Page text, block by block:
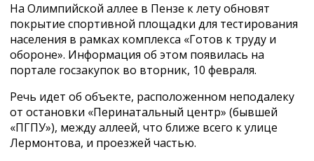
На Олимпийской аллее в Пензе к лету обновят
покрытие спортивной площадки для тестирования
населения в рамках комплекса «Готов к труду и
обороне». Информация об этом появилась на
портале госзакупок во вторник, 10 февраля.
Речь идет об объекте, расположенном неподалеку
от остановки «Перинатальный центр» (бывшей
«ПГПУ»), между аллеей, что ближе всего к улице
Лермонтова, и проезжей частью.